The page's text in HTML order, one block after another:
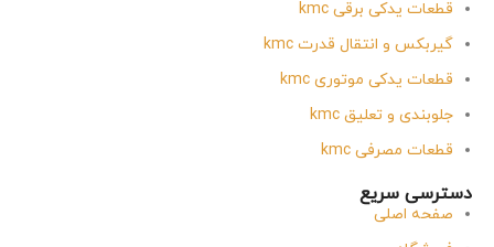
قطعات یدکی برقی kmc
گیربکس و انتقال قدرت kmc
قطعات یدکی موتوری kmc
جلوبندی و تعلیق kmc
قطعات مصرفی kmc
دسترسی سریع
صفحه اصلی